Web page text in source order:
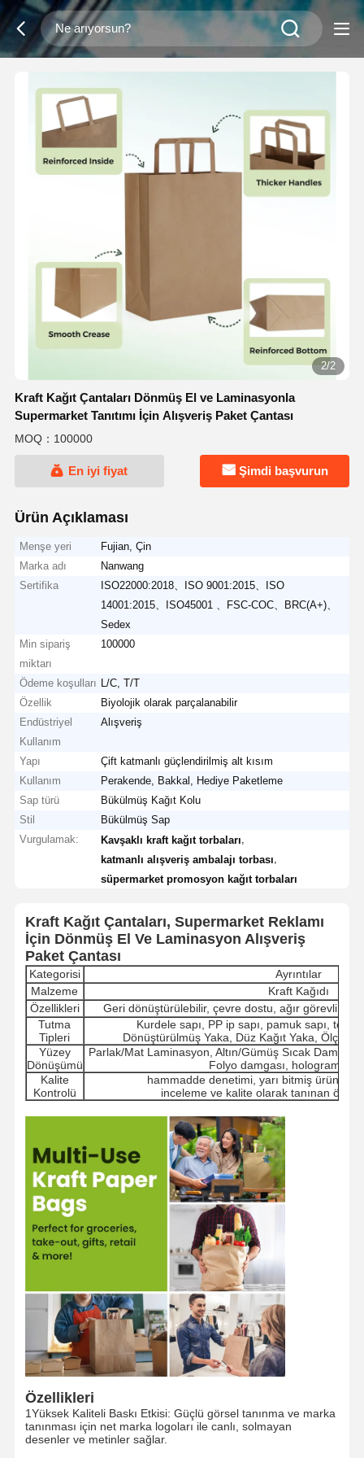
2/2
Kraft Kağıt Çantaları Dönmüş El ve Laminasyonla
Supermarket Tanıtımı İçin Alışveriş Paket Çantası
MOQ：100000
En iyi fiyat Şimdi başvurun
Ürün Açıklaması
Menşe yeri
Fujian, Çin
Marka adı
Nanwang
Sertifika
ISO22000:2018、ISO 9001:2015、ISO
14001:2015、ISO45001 、FSC-COC、BRC(A+)、
Sedex
Min sipariş
miktarı
100000
Ödeme koşulları
L/C, T/T
Özellik
Biyolojik olarak parçalanabilir
Endüstriyel
Kullanım
Alışveriş
Yapı
Çift katmanlı güçlendirilmiş alt kısım
Kullanım
Perakende, Bakkal, Hediye Paketleme
Sap türü
Bükülmüş Kağıt Kolu
Stil
Bükülmüş Sap
Vurgulamak:
Kavşaklı kraft kağıt torbaları
katmanlı alışveriş ambalajı torbası
süpermarket promosyon kağıt torbaları
Kraft Kağıt Çantaları, Supermarket Reklamı
İçin Dönmüş El Ve Laminasyon Alışveriş
Paket Çantası
Kategorisi
Ayrıntılar
Malzeme
Kraft Kağıdı
Özellikleri
Geri dönüştürülebilir, çevre dostu, ağır görevli,
Tutma
Tipleri
Kurdele sapı, PP ip sapı, pamuk sapı,
Dönüştürülmüş Yaka, Düz Kağıt Yaka,
Yüzey
Dönüşümü
Parlak/Mat Laminasyon, Altın/Gümüş Sıcak
Folyo damgası, hologram
Kalite
Kontrolü
hammadde denetimi, yarı bitmiş ürün
inceleme ve kalite olarak tanınan
Özellikleri
1Yüksek Kaliteli Baskı Etkisi: Güçlü görsel tanınma ve marka
tanınması için net marka logoları ile canlı, solmayan
desenler ve metinler sağlar.